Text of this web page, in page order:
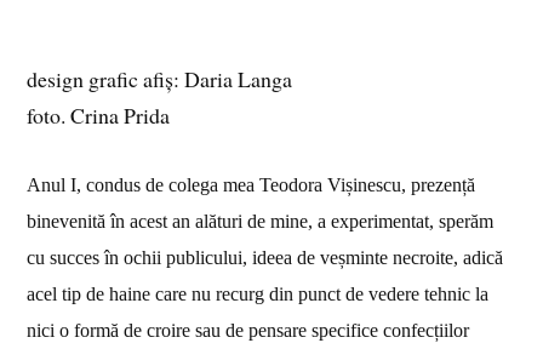
design grafic afiș: Daria Langa
foto. Crina Prida
Anul I, condus de colega mea Teodora Vișinescu, prezență
binevenită în acest an alături de mine, a experimentat, sperăm
cu succes în ochii publicului, ideea de veșminte necroite, adică
acel tip de haine care nu recurg din punct de vedere tehnic la
nici o formă de croire sau de pensare specifice confecțiilor